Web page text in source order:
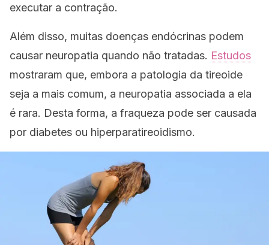
executar a contração.
Além disso, muitas doenças endócrinas podem
causar neuropatia quando não tratadas. Estudos
mostraram que, embora a patologia da tireoide
seja a mais comum, a neuropatia associada a ela
é rara. Desta forma, a fraqueza pode ser causada
por diabetes ou hiperparatireoidismo.